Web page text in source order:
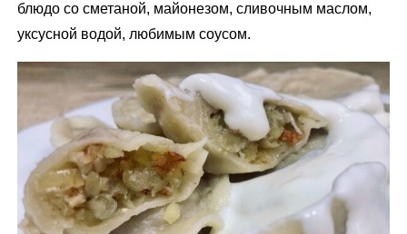
блюдо со сметаной, майонезом, сливочным маслом,
уксусной водой, любимым соусом.